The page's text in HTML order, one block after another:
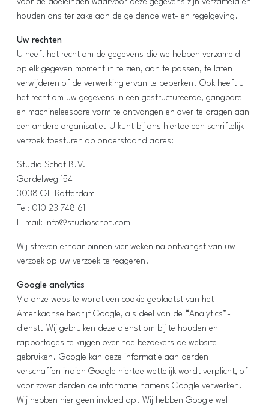
voor de doeleinden waarvoor deze gegevens zijn verzameld en
houden ons ter zake aan de geldende wet- en regelgeving.
Uw rechten
U heeft het recht om de gegevens die we hebben verzameld
op elk gegeven moment in te zien, aan te passen, te laten
verwijderen of de verwerking ervan te beperken. Ook heeft u
het recht om uw gegevens in een gestructureerde, gangbare
en machineleesbare vorm te ontvangen en over te dragen aan
een andere organisatie. U kunt bij ons hiertoe een schriftelijk
verzoek toesturen op onderstaand adres:
Studio Schot B.V.
Gordelweg 154
3038 GE Rotterdam
Tel: 010 23 748 61
E-mail: info@studioschot.com
Wij streven ernaar binnen vier weken na ontvangst van uw
verzoek op uw verzoek te reageren.
Google analytics
Via onze website wordt een cookie geplaatst van het
Amerikaanse bedrijf Google, als deel van de “Analytics”-
dienst. Wij gebruiken deze dienst om bij te houden en
rapportages te krijgen over hoe bezoekers de website
gebruiken. Google kan deze informatie aan derden
verschaffen indien Google hiertoe wettelijk wordt verplicht, of
voor zover derden de informatie namens Google verwerken.
Wij hebben hier geen invloed op. Wij hebben Google wel